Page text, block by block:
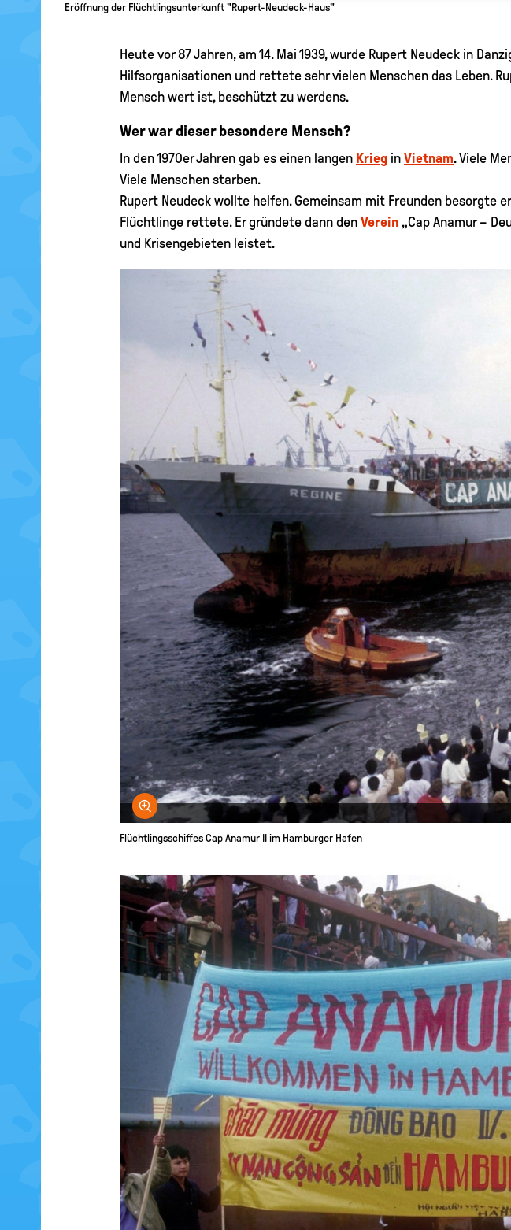
Eröffnung der Flüchtlingsunterkunft "Rupert-Neudeck-Haus"
Heute vor 87 Jahren, am 14. Mai 1939, wurde Rupert Neudeck in
Hilfsorganisationen und rettete sehr vielen Menschen das Leben.
Mensch wert ist, beschützt zu werdens.
Wer war dieser besondere Mensch?
In den 1970er Jahren gab es einen langen Krieg in Vietnam. Viele
Viele Menschen starben.
Rupert Neudeck wollte helfen. Gemeinsam mit Freunden besorgte
Flüchtlinge rettete. Er gründete dann den Verein „Cap Anamur –
und Krisengebieten leistet.
Bild vergrößern
Flüchtlingsschiffes Cap Anamur II im Hamburger Hafen